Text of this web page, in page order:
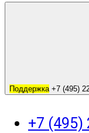
Поддержка +7 (495)
+7 (495)